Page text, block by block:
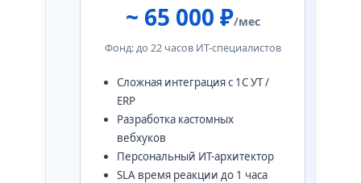
~ 65 000 ₽/мес
Фонд: до 22 часов ИТ-специалистов
Сложная интеграция с 1С УТ /
ERP
Разработка кастомных
вебхуков
Персональный ИТ-архитектор
SLA время реакции до 1 часа